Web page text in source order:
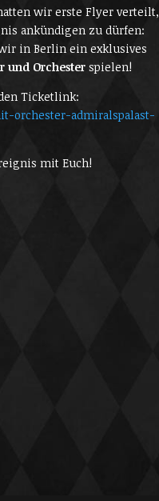
wir erste Flyer verteilt,
ankündigen zu dürfen:
in Berlin ein exklusives
und Orchesterspielen!
Ticketlink:
orchester-admiralspalast-
mit Euch!